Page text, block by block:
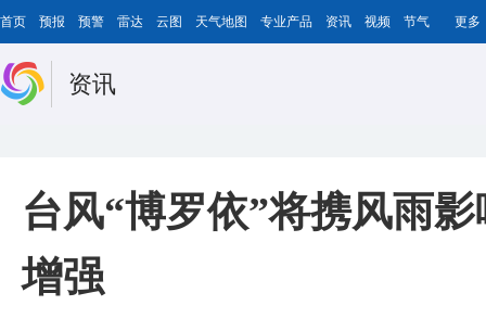
首页 预报 预警 雷达 云图 天气地图 专业产品 资讯 视频 节气 更多
资讯
台风“博罗依”将携风雨
增强